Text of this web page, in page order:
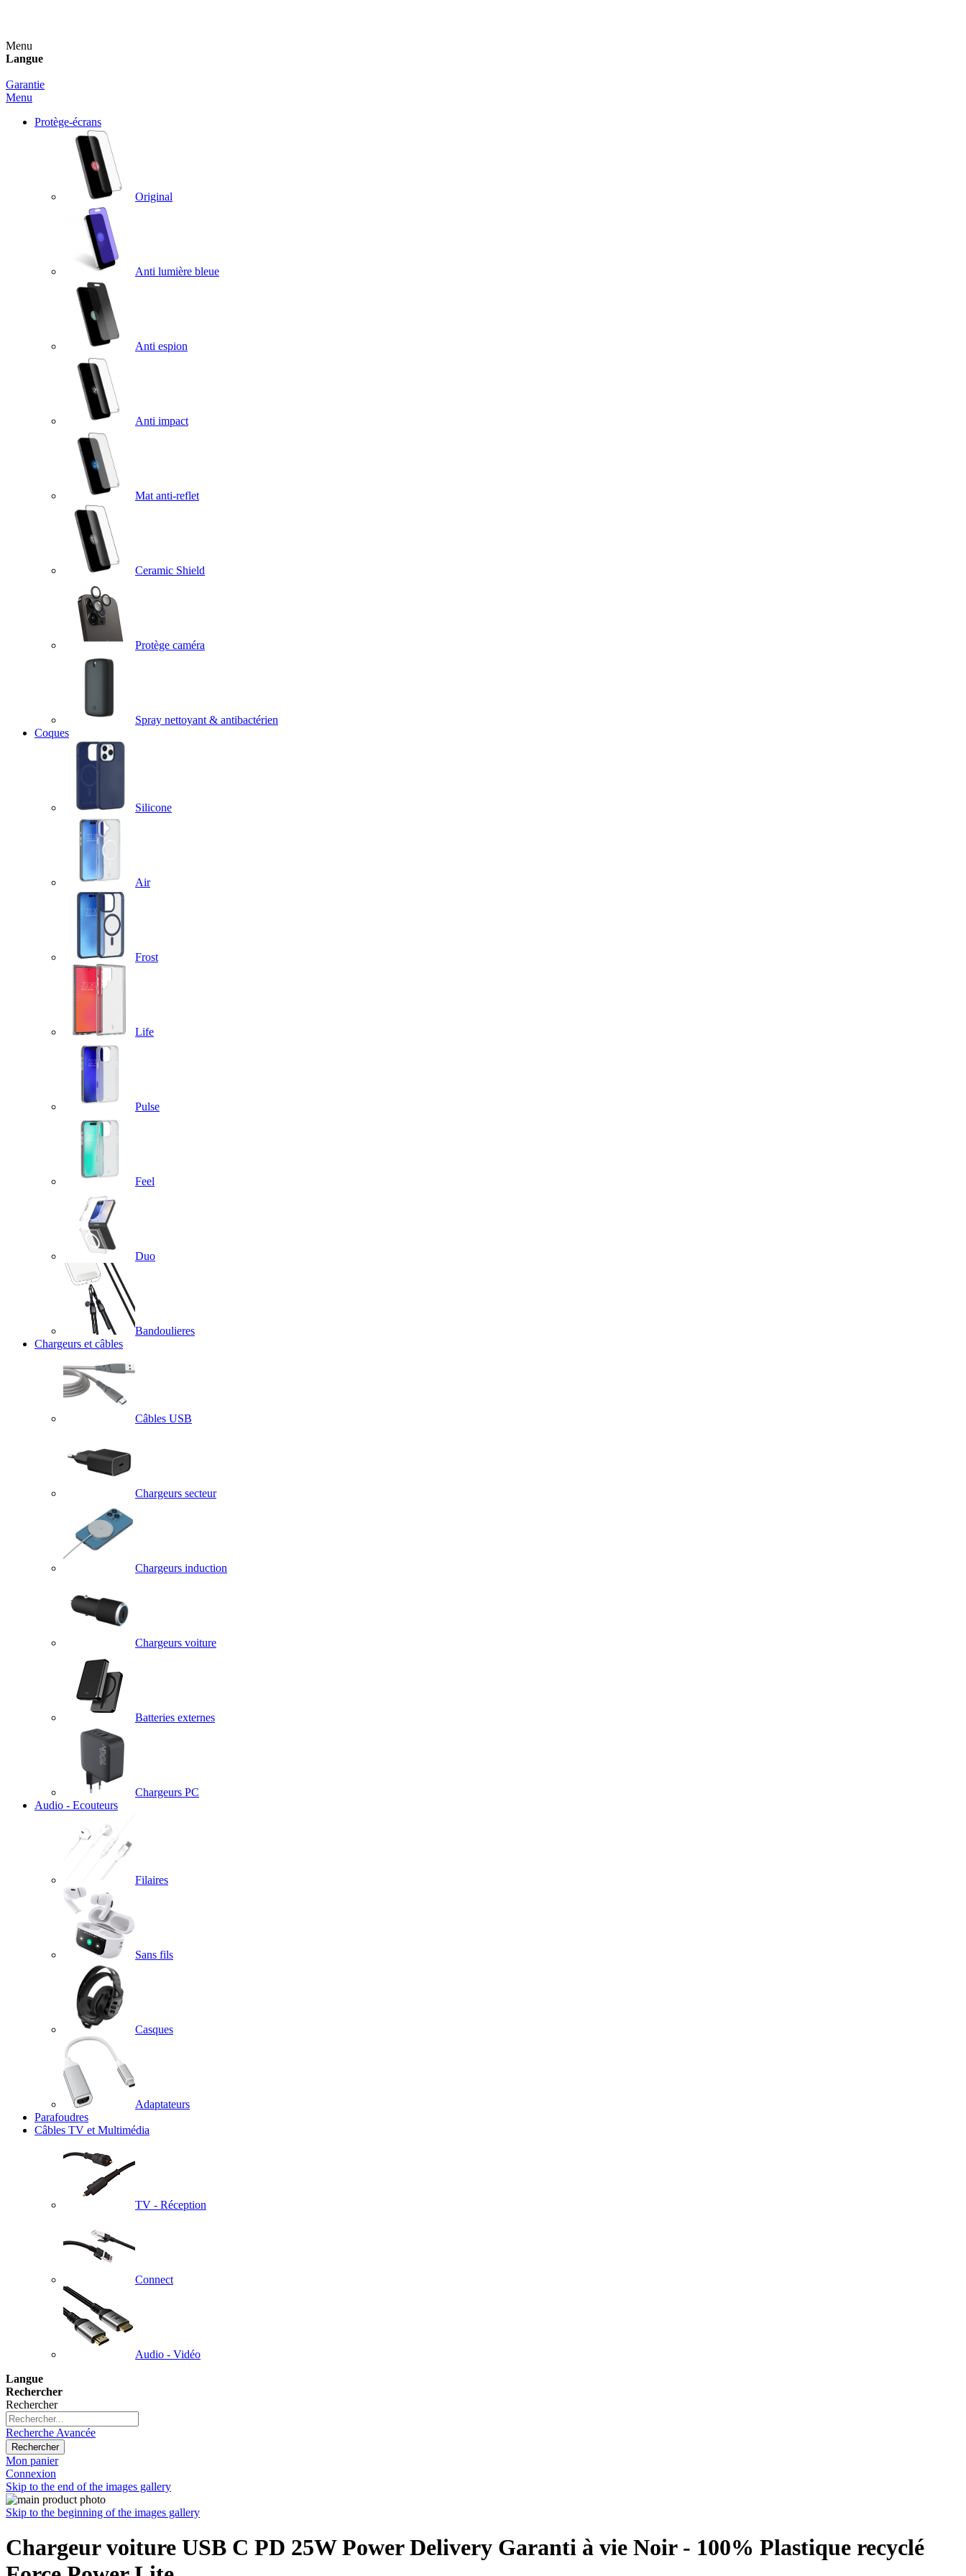
Menu
Langue
Garantie
Menu
Protège-écrans
Original
Anti lumière bleue
Anti espion
Anti impact
Mat anti-reflet
Ceramic Shield
Protège caméra
Spray nettoyant & antibactérien
Coques
Silicone
Air
Frost
Life
Pulse
Feel
Duo
Bandoulieres
Chargeurs et câbles
Câbles USB
Chargeurs secteur
Chargeurs induction
Chargeurs voiture
Batteries externes
Chargeurs PC
Audio - Ecouteurs
Filaires
Sans fils
Casques
Adaptateurs
Parafoudres
Câbles TV et Multimédia
TV - Réception
Connect
Audio - Vidéo
Langue
Rechercher
Rechercher
Recherche Avancée
Rechercher
Mon panier
Connexion
Skip to the end of the images gallery
Skip to the beginning of the images gallery
Chargeur voiture USB C PD 25W Power Delivery Garanti à vie Noir - 100% Plastique recyclé